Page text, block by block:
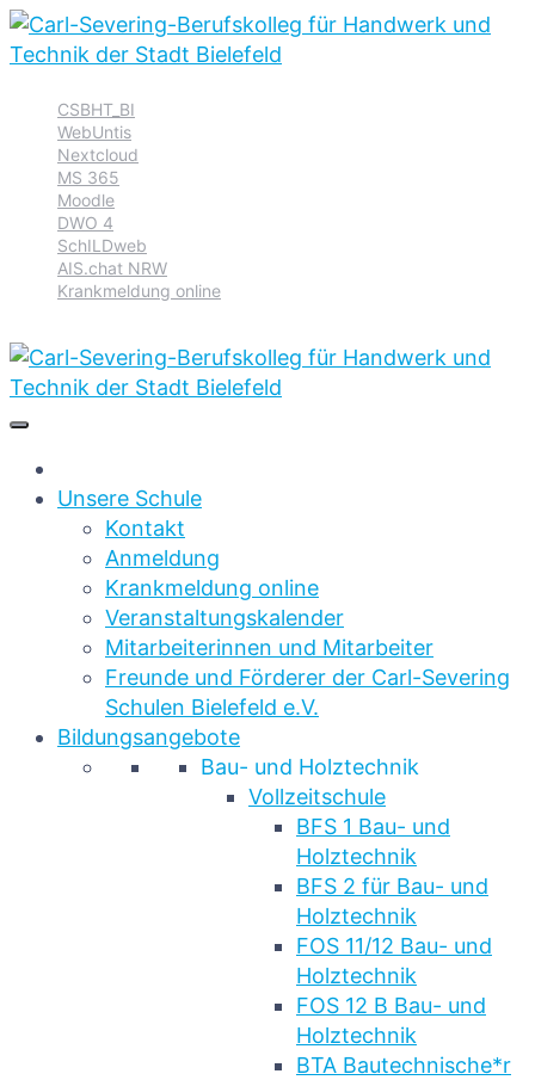
Hauptnavigation
springen
Inhalt
springen
Footer
springen
CSBHT_BI
WebUntis
Nextcloud
MS 365
Moodle
DWO 4
SchILDweb
AIS.chat NRW
Krankmeldung online
Unsere Schule
Kontakt
Anmeldung
Krankmeldung online
Veranstaltungskalender
Mitarbeiterinnen und Mitarbeiter
Freunde und Förderer der Carl-Severing
Schulen Bielefeld e.V.
Bildungsangebote
Bau- und Holztechnik
Vollzeitschule
BFS 1 Bau- und
Holztechnik
BFS 2 für Bau- und
Holztechnik
FOS 11/12 Bau- und
Holztechnik
FOS 12 B Bau- und
Holztechnik
BTA Bautechnische*r